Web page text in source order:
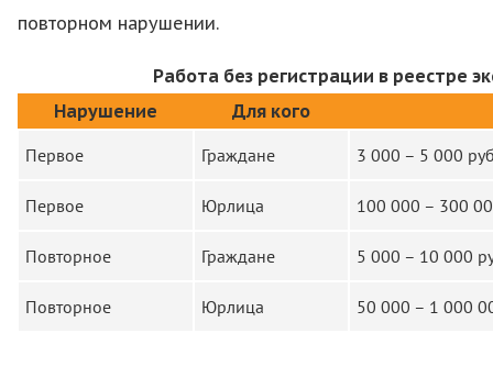
повторном нарушении.
Работа без регистрации в реестре
Нарушение
Для кого
Первое
Граждане 3 000 – 5 000
Первое Юрлица 100 000 – 300
Повторное Граждане 5 000 – 10 000
Повторное Юрлица 50 000 – 1 000